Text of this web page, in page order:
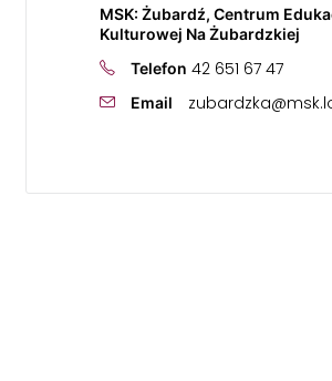
MSK: Żubardź, Centrum
Kulturowej Na Żubardzkiej
Telefon 42 651 67 47
Email